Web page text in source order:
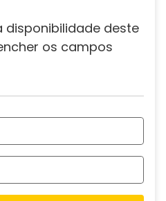
disponibilidade deste
os campos